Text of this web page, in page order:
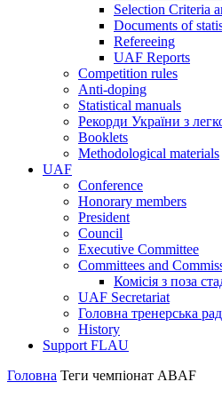
Selection Criteria
Documents of
Refereeing
UAF Reports
Competition rules
Anti-doping
Statistical manuals
Рекорди України з
Booklets
Methodological materials
UAF
Conference
Honorary members
President
Council
Executive Committee
Committees and
Комісія з поза
UAF Secretariat
Головна тренерська
History
Support FLAU
Головна Теги чемпіонат ABAF